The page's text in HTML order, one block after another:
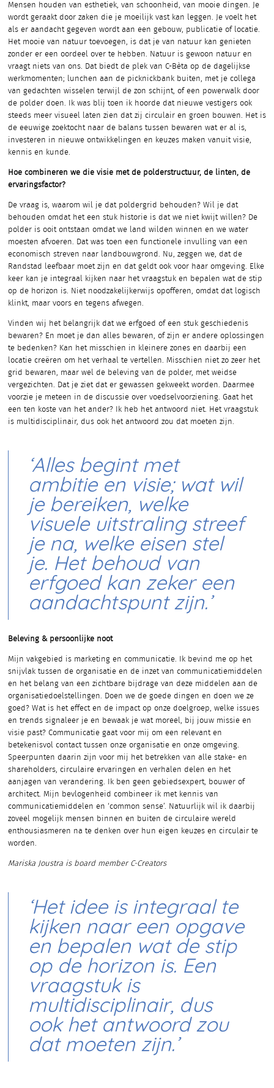
Mensen houden van esthetiek, van schoonheid, van mooie dingen. Je
wordt geraakt door zaken die je moeilijk vast kan leggen. Je voelt het
als er aandacht gegeven wordt aan een gebouw, publicatie of locatie.
Het mooie van natuur toevoegen, is dat je van natuur kan genieten
zonder er een oordeel over te hebben. Natuur is gewoon natuur en
vraagt niets van ons. Dat biedt de plek van C-Bèta op de dagelijkse
werkmomenten; lunchen aan de picknickbank buiten, met je collega
van gedachten wisselen terwijl de zon schijnt, of een powerwalk door
de polder doen. Ik was blij toen ik hoorde dat nieuwe vestigers ook
steeds meer visueel laten zien dat zij circulair en groen bouwen. Het is
de eeuwige zoektocht naar de balans tussen bewaren wat er al is,
investeren in nieuwe ontwikkelingen en keuzes maken vanuit visie,
kennis en kunde.
Hoe combineren we die visie met de polderstructuur, de linten, de
ervaringsfactor?
De vraag is, waarom wil je dat poldergrid behouden? Wil je dat
behouden omdat het een stuk historie is dat we niet kwijt willen? De
polder is ooit ontstaan omdat we land wilden winnen en we water
moesten afvoeren. Dat was toen een functionele invulling van een
economisch streven naar landbouwgrond. Nu, zeggen we, dat de
Randstad leefbaar moet zijn en dat geldt ook voor haar omgeving. Elke
keer kan je integraal kijken naar het vraagstuk en bepalen wat de stip
op de horizon is. Niet noodzakelijkerwijs opofferen, omdat dat logisch
klinkt, maar voors en tegens afwegen.
Vinden wij het belangrijk dat we erfgoed of een stuk geschiedenis
bewaren? En moet je dan alles bewaren, of zijn er andere oplossingen
te bedenken? Kan het misschien in kleinere zones en daarbij een
locatie creëren om het verhaal te vertellen. Misschien niet zo zeer het
grid bewaren, maar wel de beleving van de polder, met weidse
vergezichten. Dat je ziet dat er gewassen gekweekt worden. Daarmee
voorzie je meteen in de discussie over voedselvoorziening. Gaat het
een ten koste van het ander? Ik heb het antwoord niet. Het vraagstuk
is multidisciplinair, dus ook het antwoord zou dat moeten zijn.
‘Alles begint met
ambitie en visie; wat wil
je bereiken, welke
visuele uitstraling streef
je na, welke eisen stel
je. Het behoud van
erfgoed kan zeker een
aandachtspunt zijn.’
Beleving & persoonlijke noot
Mijn vakgebied is marketing en communicatie. Ik bevind me op het
snijvlak tussen de organisatie en de inzet van communicatiemiddelen
en het belang van een zichtbare bijdrage van deze middelen aan de
organisatiedoelstellingen. Doen we de goede dingen en doen we ze
goed? Wat is het effect en de impact op onze doelgroep, welke issues
en trends signaleer je en bewaak je wat moreel, bij jouw missie en
visie past? Communicatie gaat voor mij om een relevant en
betekenisvol contact tussen onze organisatie en onze omgeving.
Speerpunten daarin zijn voor mij het betrekken van alle stake- en
shareholders, circulaire ervaringen en verhalen delen en het
aanjagen van verandering. Ik ben geen gebiedsexpert, bouwer of
architect. Mijn bevlogenheid combineer ik met kennis van
communicatiemiddelen en ‘common sense’. Natuurlijk wil ik daarbij
zoveel mogelijk mensen binnen en buiten de circulaire wereld
enthousiasmeren na te denken over hun eigen keuzes en circulair te
worden.
Mariska Joustra is board member C-Creators
‘Het idee is integraal te
kijken naar een opgave
en bepalen wat de stip
op de horizon is. Een
vraagstuk is
multidisciplinair, dus
ook het antwoord zou
dat moeten zijn.’